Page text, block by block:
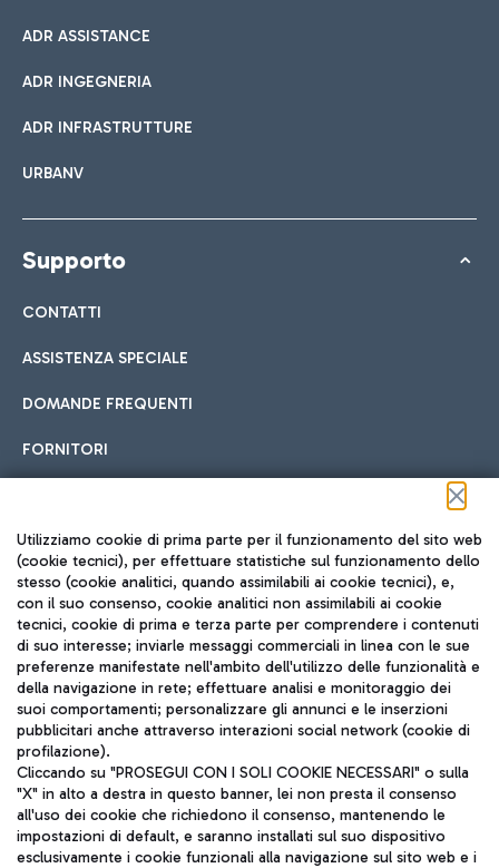
ADR ASSISTANCE
ADR INGEGNERIA
ADR INFRASTRUTTURE
URBANV
Supporto
CONTATTI
ASSISTENZA SPECIALE
DOMANDE FREQUENTI
FORNITORI
Seguici sui social
TRAVEL JOURNAL
ITA
Utilizziamo cookie di prima parte per il funzionamento del sito web
(cookie tecnici), per effettuare statistiche sul funzionamento dello
stesso (cookie analitici, quando assimilabili ai cookie tecnici), e,
con il suo consenso, cookie analitici non assimilabili ai cookie
tecnici, cookie di prima e terza parte per comprendere i contenuti
di suo interesse; inviarle messaggi commerciali in linea con le sue
preferenze manifestate nell'ambito dell'utilizzo delle funzionalità e
della navigazione in rete; effettuare analisi e monitoraggio dei
suoi comportamenti; personalizzare gli annunci e le inserzioni
pubblicitari anche attraverso interazioni social network (cookie di
profilazione).
Cliccando su "PROSEGUI CON I SOLI COOKIE NECESSARI" o sulla
"X" in alto a destra in questo banner, lei non presta il consenso
all'uso dei cookie che richiedono il consenso, mantenendo le
impostazioni di default, e saranno installati sul suo dispositivo
esclusivamente i cookie funzionali alla navigazione sul sito web e i